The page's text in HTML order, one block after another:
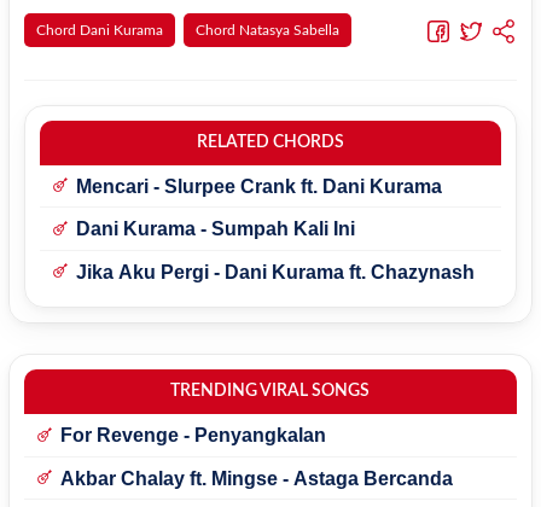
Chord Dani Kurama Chord Natasya Sabella
RELATED CHORDS
Mencari - Slurpee Crank ft. Dani Kurama
Dani Kurama - Sumpah Kali Ini
Jika Aku Pergi - Dani Kurama ft. Chazynash
TRENDING VIRAL SONGS
For Revenge - Penyangkalan
Akbar Chalay ft. Mingse - Astaga Bercanda